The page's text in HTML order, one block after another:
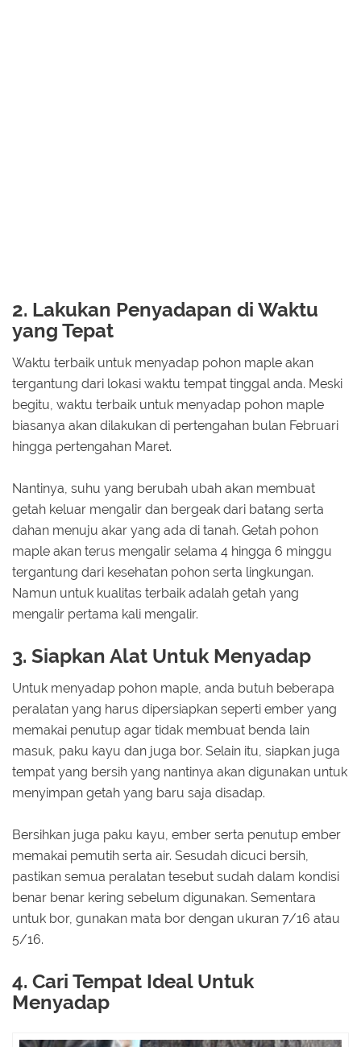
2. Lakukan Penyadapan di Waktu
yang Tepat
Waktu terbaik untuk menyadap pohon maple akan
tergantung dari lokasi waktu tempat tinggal anda. Meski
begitu, waktu terbaik untuk menyadap pohon maple
biasanya akan dilakukan di pertengahan bulan Februari
hingga pertengahan Maret.
Nantinya, suhu yang berubah ubah akan membuat
getah keluar mengalir dan bergeak dari batang serta
dahan menuju akar yang ada di tanah. Getah pohon
maple akan terus mengalir selama 4 hingga 6 minggu
tergantung dari kesehatan pohon serta lingkungan.
Namun untuk kualitas terbaik adalah getah yang
mengalir pertama kali mengalir.
3. Siapkan Alat Untuk Menyadap
Untuk menyadap pohon maple, anda butuh beberapa
peralatan yang harus dipersiapkan seperti ember yang
memakai penutup agar tidak membuat benda lain
masuk, paku kayu dan juga bor. Selain itu, siapkan juga
tempat yang bersih yang nantinya akan digunakan untuk
menyimpan getah yang baru saja disadap.
Bersihkan juga paku kayu, ember serta penutup ember
memakai pemutih serta air. Sesudah dicuci bersih,
pastikan semua peralatan tesebut sudah dalam kondisi
benar benar kering sebelum digunakan. Sementara
untuk bor, gunakan mata bor dengan ukuran 7/16 atau
5/16.
4. Cari Tempat Ideal Untuk
Menyadap